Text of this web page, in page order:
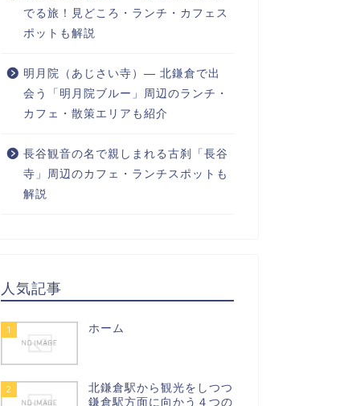
でる旅！見どころ・ランチ・カフェス
ポットも解説
明月院（あじさい寺）― 北鎌倉で出
会う「明月院ブルー」周辺のランチ・
カフェ・散策エリアも紹介
長谷観音の名で親しまれる古刹「長谷
寺」周辺のカフェ・ランチスポットも
解説
人気記事
1 ホーム
2
北鎌倉駅から観光をしつつ
鎌倉駅方面に向かう４つの